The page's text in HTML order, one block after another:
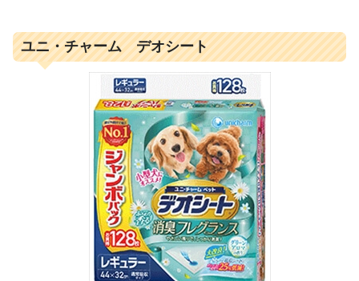
ユニ・チャーム デオシート